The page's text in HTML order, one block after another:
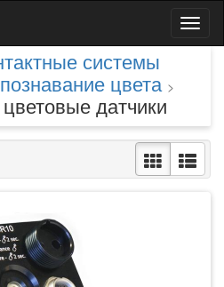
системы
цвета >
датчики